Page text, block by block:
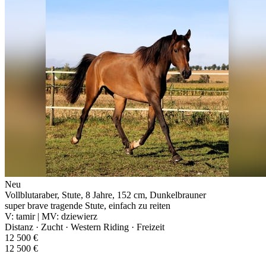
Neu
Vollblutaraber, Stute, 8 Jahre, 152 cm, Dunkelbrauner
super brave tragende Stute, einfach zu reiten
V: tamir | MV: dziewierz
Distanz · Zucht · Western Riding · Freizeit
12 500 €
12 500 €